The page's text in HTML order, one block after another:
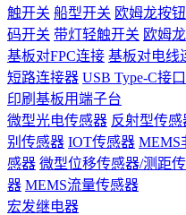
触开关 船型开关 欧姆龙按
码开关 带灯轻触开关 欧姆
基板对FPC连接 基板对电线
短路连接器 USB Type-C接
印刷基板用端子台
微型光电传感器 反射型传感
别传感器 IOT传感器 MEMS
感器 微型位移传感器/测距
器 MEMS流量传感器
宏发继电器